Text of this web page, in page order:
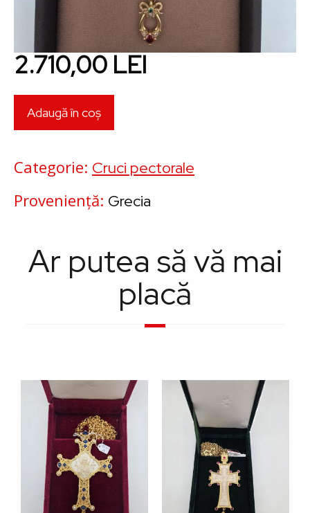
2.710,00 LEI
Categorie Cruci pectorale
Proveniență Grecia
Ar putea să vă mai
placă